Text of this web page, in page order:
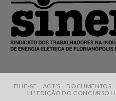
FILIE-SE ACT’S DOCUMENTOS
11ª EDIÇÃO DO CONCURSO